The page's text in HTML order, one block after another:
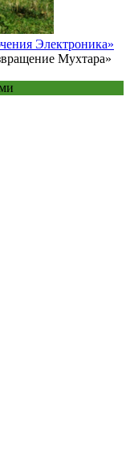
Электроника»
Мухтара»